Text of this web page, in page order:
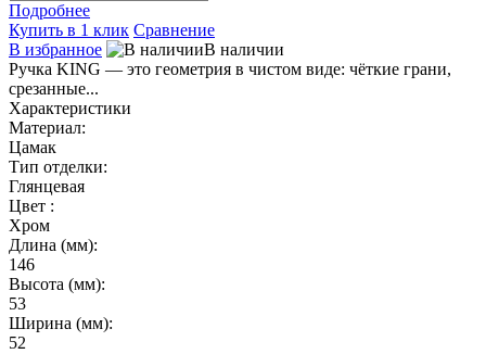
Подробнее
Купить в 1 клик Сравнение
В избранное
В наличии
Ручка KING — это геометрия в чистом виде: чёткие грани,
срезанные...
Характеристики
Материал:
Цамак
Тип отделки:
Глянцевая
Цвет :
Хром
Длина (мм):
146
Высота (мм):
53
Ширина (мм):
52